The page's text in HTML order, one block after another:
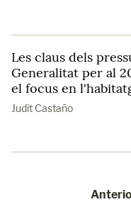
Les claus dels
Generalitat per al
el focus en
Judit Castaño